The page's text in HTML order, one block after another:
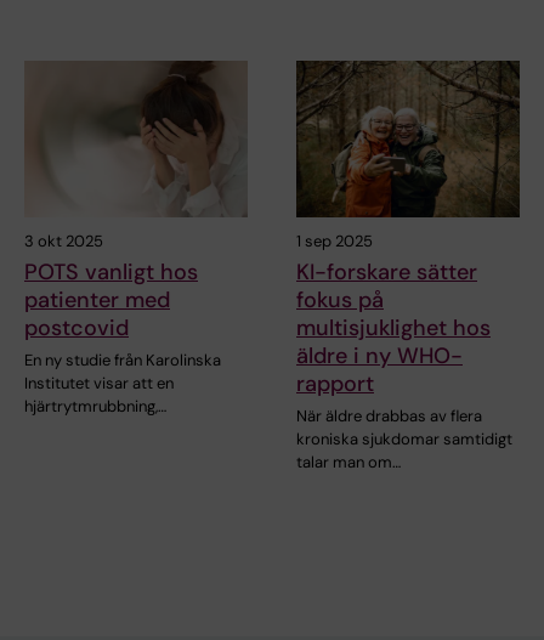
3 okt 2025
POTS vanligt hos
patienter med
postcovid
En ny studie från Karolinska
Institutet visar att en
hjärtrytmrubbning,…
1 sep 2025
KI-forskare sätter
fokus på
multisjuklighet hos
äldre i ny WHO-
rapport
När äldre drabbas av flera
kroniska sjukdomar samtidigt
talar man om…